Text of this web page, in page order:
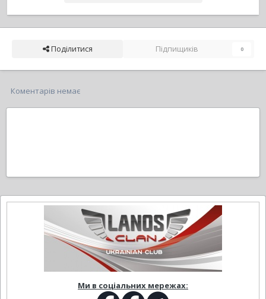
Поділитися Підпищиків 0
Коментарів немає
Ми в соціальних мережах: